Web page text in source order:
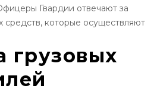
Гвардии отвечают за
средств, которые осуществляют
грузовых